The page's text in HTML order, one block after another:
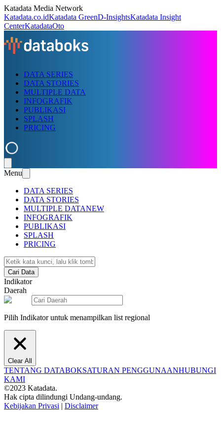
Katadata Media Network
Katadata.co.idKatadata GreenD-InsightsKatadata Insight
CenterKatadataOto
DATA SERIES
DATA STORIES
MULTIPLE DATA
INFOGRAFIK
PUBLIKASI
SPLASH
PRICING
Menu
DATA SERIES
DATA STORIES
MULTIPLE DATANEW
INFOGRAFIK
PUBLIKASI
SPLASH
PRICING
Cari Data
Indikator
Daerah
Pilih Indikator untuk menampilkan list regional
Clear All
TENTANG DATABOKSATURAN PENGGUNAANHUBUNGI
KAMI
©2023 Katadata.
Hak cipta dilindungi Undang-undang.
Kebijakan Privasi | Disclaimer